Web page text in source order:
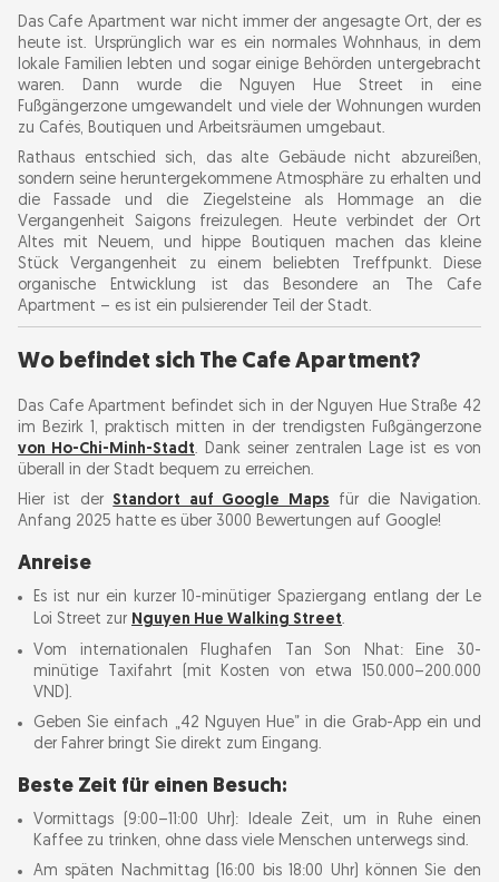
Die versteckten Kosten – darauf sollten Sie
achten!
Ist es den Hype wert? (Aus der Sicht eines
Reisenden)
Tipps für Erstbesucher
Nützliche Tipps und Sicherheit
Was gibt es sonst noch in der Umgebung des
FAQ
Das Cafe Apartment war nicht immer der angesagte Ort, der es
heute ist. Ursprünglich war es ein normales Wohnhaus, in dem
lokale Familien lebten und sogar einige Behörden untergebracht
waren. Dann wurde die Nguyen Hue Street in eine
Fußgängerzone umgewandelt und viele der Wohnungen wurden
zu Cafés, Boutiquen und Arbeitsräumen umgebaut.
Rathaus entschied sich, das alte Gebäude nicht abzureißen,
sondern seine heruntergekommene Atmosphäre zu erhalten und
die Fassade und die Ziegelsteine als Hommage an die
Vergangenheit Saigons freizulegen. Heute verbindet der Ort
Altes mit Neuem, und hippe Boutiquen machen das kleine
Stück Vergangenheit zu einem beliebten Treffpunkt. Diese
organische Entwicklung ist das Besondere an The Cafe
Apartment – es ist ein pulsierender Teil der Stadt.
Wo befindet sich The Cafe Apartment?
Das Cafe Apartment befindet sich in der Nguyen Hue Straße 42
im Bezirk 1, praktisch mitten in der trendigsten Fußgängerzone
von Ho-Chi-Minh-Stadt. Dank seiner zentralen Lage ist es von
überall in der Stadt bequem zu erreichen.
Hier ist der Standort auf Google Maps für die Navigation.
Anfang 2025 hatte es über 3000 Bewertungen auf Google!
Anreise
Es ist nur ein kurzer 10-minütiger Spaziergang entlang der Le
Loi Street zur Nguyen Hue Walking Street.
Vom internationalen Flughafen Tan Son Nhat: Eine 30-
minütige Taxifahrt (mit Kosten von etwa 150.000–200.000
VND).
Geben Sie einfach „42 Nguyen Hue” in die Grab-App ein und
der Fahrer bringt Sie direkt zum Eingang.
Beste Zeit für einen Besuch:
Vormittags (9:00–11:00 Uhr): Ideale Zeit, um in Ruhe einen
Kaffee zu trinken, ohne dass viele Menschen unterwegs sind.
Am späten Nachmittag (16:00 bis 18:00 Uhr) können Sie den